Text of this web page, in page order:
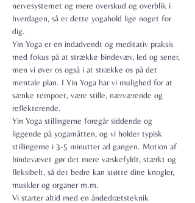
nervesystemet og mere overskud og overblik i
hverdagen, så er dette yogahold lige noget for
dig.
Yin Yoga er en indadvendt og meditativ praksis
med fokus på at strække bindevæv, led og sener,
men vi øver os også i at strække os på det
mentale plan. I Yin Yoga har vi mulighed for at
sænke tempoet, være stille, nærværende og
reflekterende.
Yin Yoga stillingerne foregår siddende og
liggende på yogamåtten, og vi holder typisk
stillingerne i 3-5 minutter ad gangen. Motion af
bindevævet gør det mere væskefyldt, stærkt og
fleksibelt, så det bedre kan støtte dine knogler,
muskler og organer m.m.
Vi starter altid med en åndedrætsteknik